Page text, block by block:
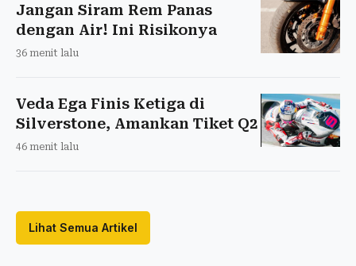
Jangan Siram Rem Panas
dengan Air! Ini Risikonya
36 menit lalu
Veda Ega Finis Ketiga di
Silverstone, Amankan Tiket Q2
46 menit lalu
Lihat Semua Artikel